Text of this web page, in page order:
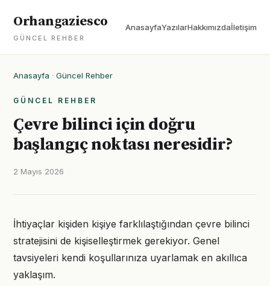
Orhangaziesco
GÜNCEL REHBER
AnasayfaYazılarHakkımızdaİletişim
Anasayfa · Güncel Rehber
GÜNCEL REHBER
Çevre bilinci için doğru
başlangıç noktası neresidir?
2 Mayıs 2026
İhtiyaçlar kişiden kişiye farklılaştığından çevre bilinci
stratejisini de kişiselleştirmek gerekiyor. Genel
tavsiyeleri kendi koşullarınıza uyarlamak en akıllıca
yaklaşım.